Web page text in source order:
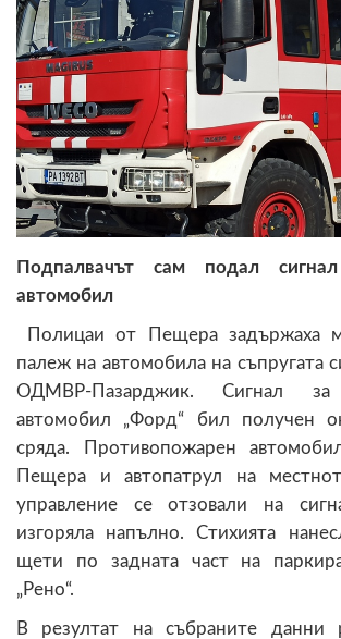
Подпалвачът сам подал
автомобил
Полицаи от Пещера задържаха
палеж на автомобила на съпругата
ОДМВР-Пазарджик. Сигнал
автомобил „Форд“ бил получен
сряда. Противопожарен
Пещера и автопатрул на
управление се отзовали на
изгоряла напълно. Стихията
щети по задната част на
„Рено“.
В резултат на събраните данни